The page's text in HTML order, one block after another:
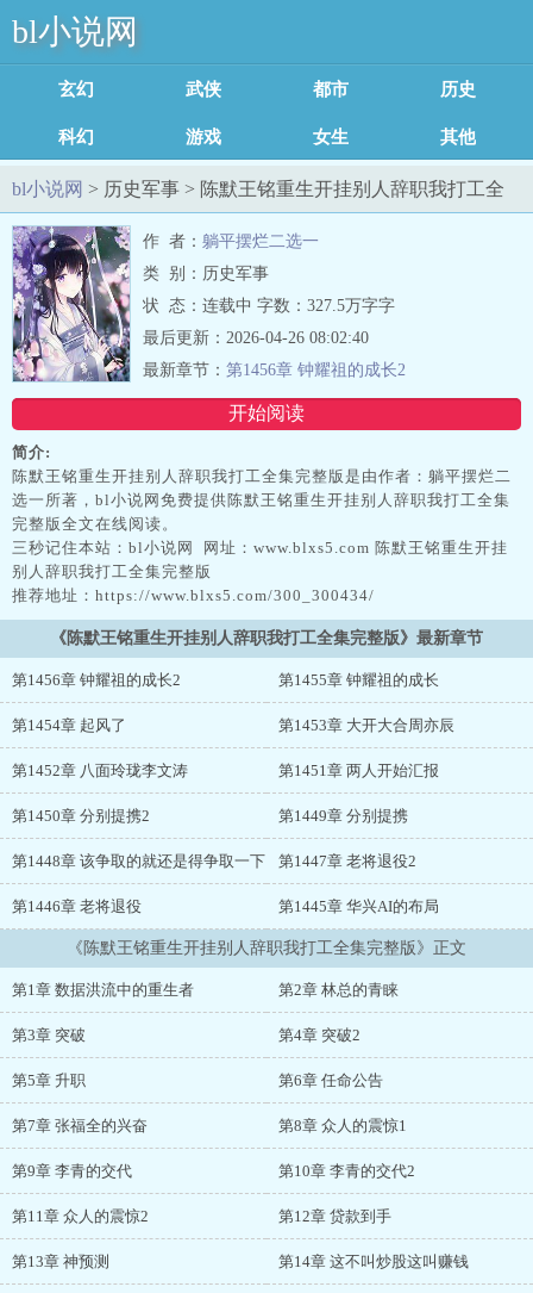
bl小说网
玄幻魔法 武侠修真 都市言情 历史军事
科幻灵异 游戏竞技 女生耽美 其他类型
足迹记录
bl小说网 > 历史军事 > 陈默王铭重生开挂别人辞职我打工全
集完整版最新章节列表
作 者： 躺平摆烂二选一
类 别：历史军事
状 态：连载中 字数：327.5万字字
开始阅读
最后更新：2026-04-26 08:02:40
最新章节： 第1456章 钟耀祖的成长2
简介:
陈默王铭重生开挂别人辞职我打工全集完整版是由作者：躺平摆烂二
选一所著，bl小说网免费提供陈默王铭重生开挂别人辞职我打工全集
完整版全文在线阅读。
三秒记住本站：bl小说网 网址：www.blxs5.com 陈默王铭重生开挂
别人辞职我打工全集完整版
推荐地址：https://www.blxs5.com/300_300434/
《陈默王铭重生开挂别人辞职我打工全集完整版》最新章节
第1456章 钟耀祖的成长2 第1455章 钟耀祖的成长
第1454章 起风了 第1453章 大开大合周亦辰
第1452章 八面玲珑李文涛 第1451章 两人开始汇报
第1450章 分别提携2 第1449章 分别提携
第1448章 该争取的就还是得争取一下 第1447章 老将退役2
第1446章 老将退役 第1445章 华兴AI的布局
《陈默王铭重生开挂别人辞职我打工全集完整版》正文
第1章 数据洪流中的重生者 第2章 林总的青睐
第3章 突破 第4章 突破2
第5章 升职 第6章 任命公告
第7章 张福全的兴奋 第8章 众人的震惊1
第9章 李青的交代 第10章 李青的交代2
第11章 众人的震惊2 第12章 贷款到手
第13章 神预测 第14章 这不叫炒股这叫赚钱